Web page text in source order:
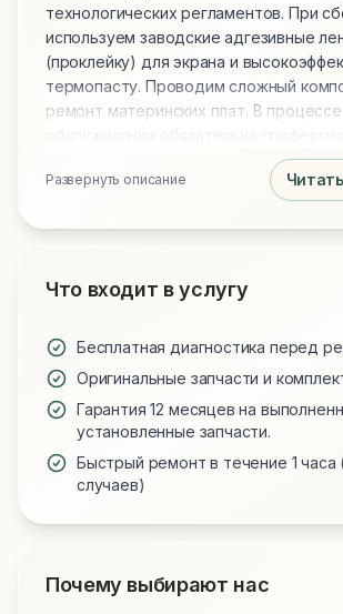
технологических регламентов. При
используем заводские адгезивные
(проклейку) для экрана и
термопасту. Проводим сложный
ремонт материнских плат. В процессе
чистка от пыли и замена термопасты
или MX-6 для идеального
предоставляем гарантию на все
Развернуть описание
Что входит в услугу
Бесплатная диагностика перед
Оригинальные запчасти и
Гарантия 12 месяцев на
установленные запчасти.
Быстрый ремонт в течение 1 часа
случаев)
Почему выбирают нас